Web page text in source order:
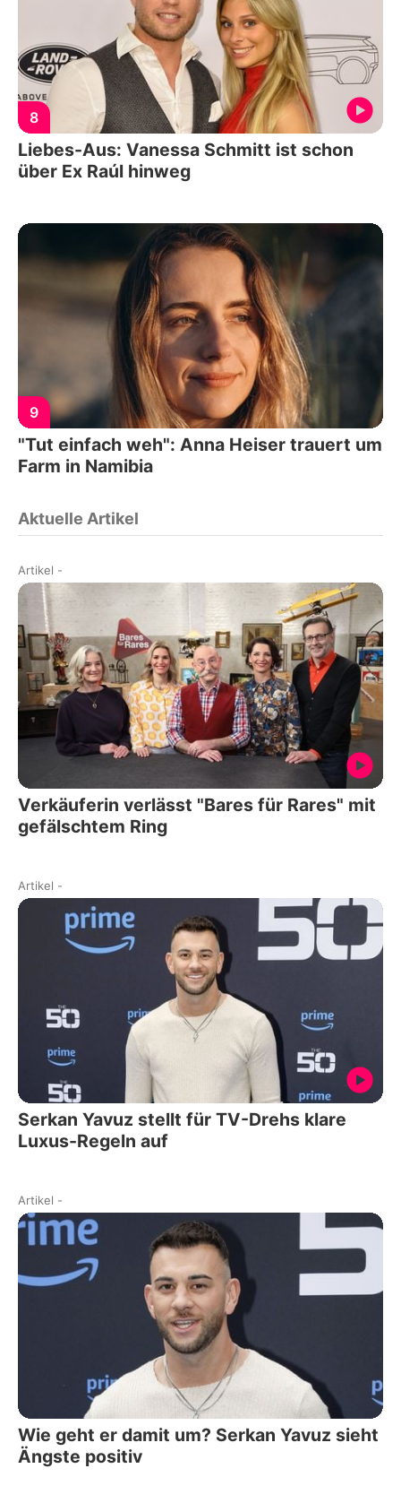
8
Liebes-Aus: Vanessa Schmitt ist schon
über Ex Raúl hinweg
9
"Tut einfach weh": Anna Heiser trauert um
Farm in Namibia
Aktuelle Artikel
Artikel -
Verkäuferin verlässt "Bares für Rares" mit
gefälschtem Ring
Artikel -
Serkan Yavuz stellt für TV-Drehs klare
Luxus-Regeln auf
Artikel -
Wie geht er damit um? Serkan Yavuz sieht
Ängste positiv